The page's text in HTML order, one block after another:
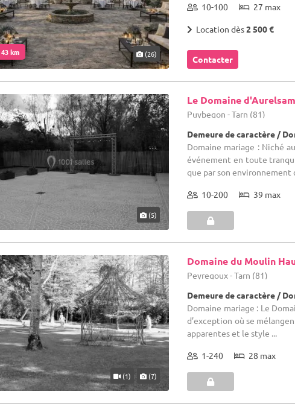
km (26)
10-100 27 max
Location dès2 500 €
Contacter
(5)
Le Domaine d'Aurelsam
Puybegon - Tarn (81)
Demeure de caractère /
Domaine mariage : Niché
événement en toute
que par son environnement
10-200 39 max
(1) (7)
Domaine du Moulin
Peyregoux - Tarn (81)
Demeure de caractère /
Domaine mariage : Le
d’exception où se
apparentes et le style ...
1-240 28 max